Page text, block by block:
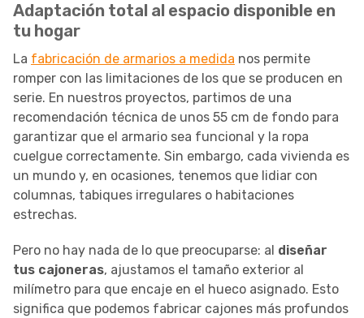
Adaptación total al espacio disponible en
tu hogar
La fabricación de armarios a medida nos permite
romper con las limitaciones de los que se producen en
serie. En nuestros proyectos, partimos de una
recomendación técnica de unos 55 cm de fondo para
garantizar que el armario sea funcional y la ropa
cuelgue correctamente. Sin embargo, cada vivienda es
un mundo y, en ocasiones, tenemos que lidiar con
columnas, tabiques irregulares o habitaciones
estrechas.
Pero no hay nada de lo que preocuparse: al diseñar
tus cajoneras, ajustamos el tamaño exterior al
milímetro para que encaje en el hueco asignado. Esto
significa que podemos fabricar cajones más profundos